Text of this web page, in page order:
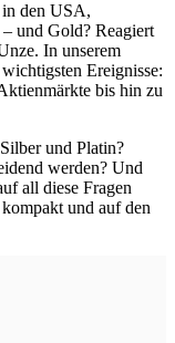
in den USA,
und Gold? Reagiert
In unserem
Ereignisse:
bis hin zu
und Platin?
werden? Und
all diese Fragen
und auf den